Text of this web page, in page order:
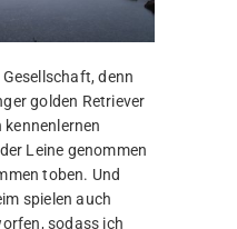
denn
golden Retriever
kennenlernen
Leine genommen
toben. Und
spielen auch
sodass ich